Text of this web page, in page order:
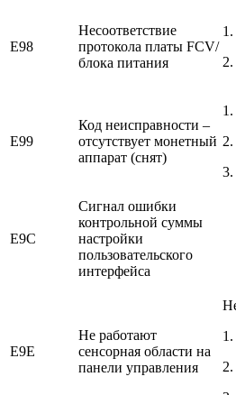
E98
Несоответствие
протокола платы FCV/
блока питания
E99
Код неисправности –
отсутствует монетный
аппарат (снят)
3.
E9C
Сигнал ошибки
контрольной суммы
настройки
пользовательского
интерфейса
E9E
Не работают
сенсорная области на
панели управления